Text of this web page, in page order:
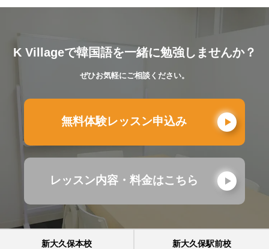
K Villageで韓国語を一緒に勉強しませんか？
ぜひお気軽にご相談ください。
無料体験レッスン申込み
レッスン内容・料金はこちら
新大久保本校 新大久保駅前校